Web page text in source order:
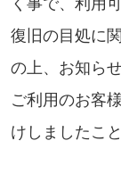
復旧の目処に
の上、お知ら
ご利用のお客
けしましたこ